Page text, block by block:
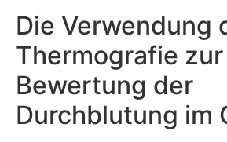
Die Verwendung
Thermografie zur
Bewertung der
Durchblutung im